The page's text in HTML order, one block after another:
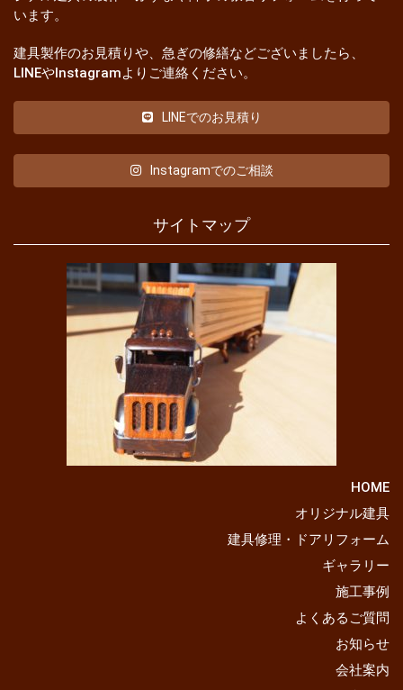
います。
建具製作のお見積りや、急ぎの修繕などございましたら、
LINEやInstagramよりご連絡ください。
LINEでのお見積り
Instagramでのご相談
サイトマップ
HOME
オリジナル建具
建具修理・ドアリフォーム
ギャラリー
施工事例
よくあるご質問
お知らせ
会社案内